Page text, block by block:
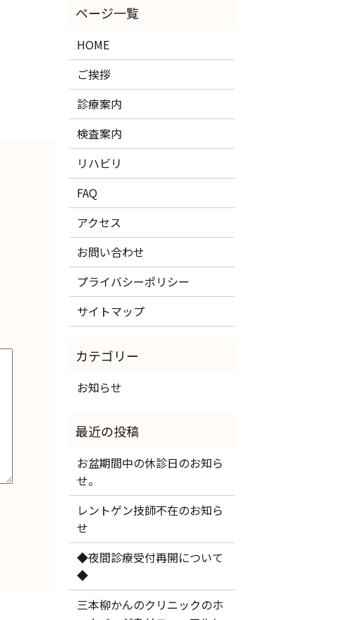
HOME
ご挨拶
診療案内
検査案内
リハビリ
FAQ
アクセス
お問い合わせ
プライバシーポリシー
サイトマップ
お知らせ
お盆期間中の休診日のお知ら
せ。
レントゲン技師不在のお知ら
せ
◆夜間診療受付再開について
◆
三本柳かんのクリニックのホ